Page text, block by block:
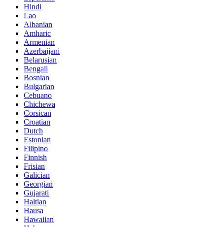
Hindi
Lao
Albanian
Amharic
Armenian
Azerbaijani
Belarusian
Bengali
Bosnian
Bulgarian
Cebuano
Chichewa
Corsican
Croatian
Dutch
Estonian
Filipino
Finnish
Frisian
Galician
Georgian
Gujarati
Haitian
Hausa
Hawaiian